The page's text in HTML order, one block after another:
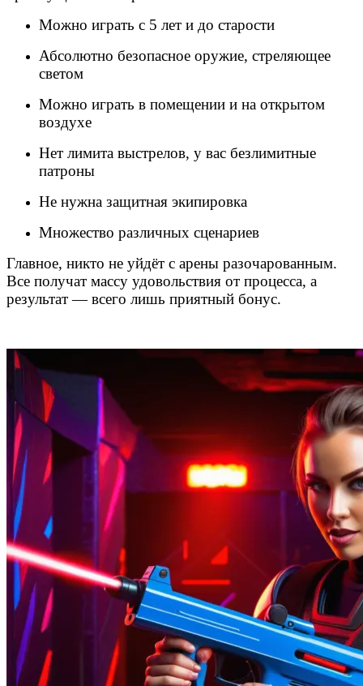
Можно играть с 5 лет и до старости
Абсолютно безопасное оружие, стреляющее
светом
Можно играть в помещении и на открытом
воздухе
Нет лимита выстрелов, у вас безлимитные
патроны
Не нужна защитная экипировка
Множество различных сценариев
Главное, никто не уйдёт с арены разочарованным.
Все получат массу удовольствия от процесса, а
результат — всего лишь приятный бонус.